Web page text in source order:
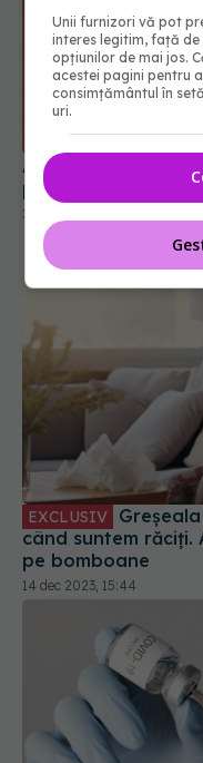
Ai rămas fără
persista problema
când suntem răciți.
pe bomboane
14 dec 2023, 15:44
Unii furnizori vă pot
interes legitim, față
opțiunilor de mai jos.
acestei pagini pentru
consimțământul în
uri.